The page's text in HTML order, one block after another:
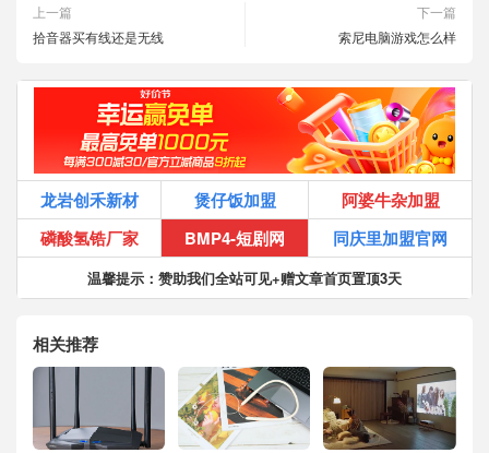
上一篇
拾音器买有线还是无线
下一篇
索尼电脑游戏怎么样
龙岩创禾新材 煲仔饭加盟
阿婆牛杂加盟
磷酸氢锆厂家
BMP4-短剧网 同庆里加盟官网
温馨提示：赞助我们全站可见+赠文章首页置顶3天
相关推荐